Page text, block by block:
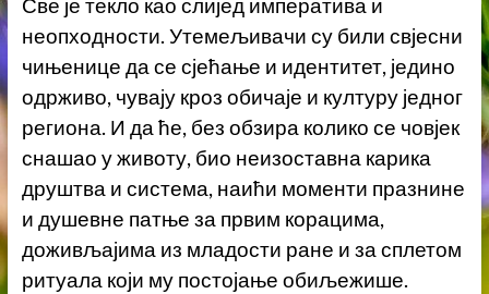
Све је текло као слијед императива и
неопходности. Утемељивачи су били свјесни
чињенице да се сјећање и идентитет, једино
одрживо, чувају кроз обичаје и културу једног
региона. И да ће, без обзира колико се човјек
снашао у животу, био неизоставна карика
друштва и система, наићи моменти празнине
и душевне патње за првим корацима,
доживљајима из младости ране и за сплетом
ритуала који му постојање обиљежише.